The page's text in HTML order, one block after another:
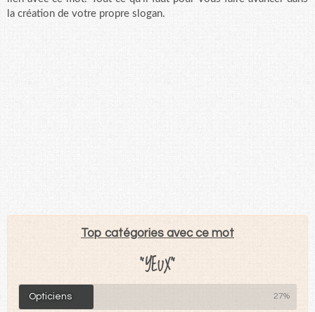
la création de votre propre slogan.
Top catégories avec ce mot
"YEUX"
Opticiens 27%